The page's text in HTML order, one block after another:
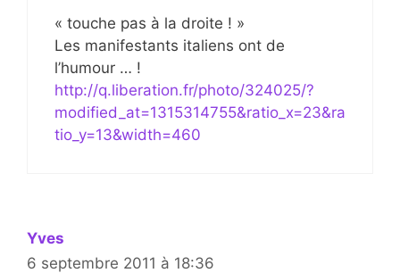
« touche pas à la droite ! »
Les manifestants italiens ont de
l’humour … !
http://q.liberation.fr/photo/324025/?
modified_at=1315314755&ratio_x=23&ra
tio_y=13&width=460
Yves
6 septembre 2011 à 18:36